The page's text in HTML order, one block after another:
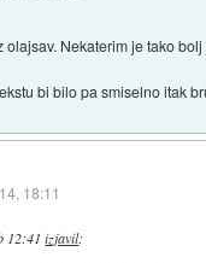
olajsav. Nekaterim je tako
bi bilo pa smiselno itak
18:11
12:41 izjavil: